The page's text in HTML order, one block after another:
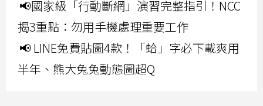
📢國家級「行動斷網」演習完整指引！NCC
揭3重點：勿用手機處理重要工作
📢 LINE免費貼圖4款！「蛤」字必下載爽用
半年、熊大兔兔動態圖超Q